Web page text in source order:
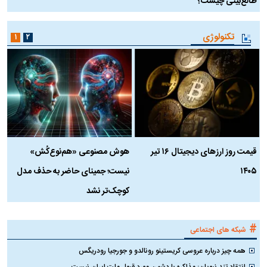
تکنولوژی
قیمت روز ارز‌های دیجیتال ۱۶ تیر
۱۴۰۵
هوش مصنوعی «هم‌نوع‌کُش»
نیست؛ جمینای حاضر به حذف مدل
کوچک‌تر نشد
۱ ۲
# شبکه های اجتماعی
همه چیز درباره عروسی کریستینو رونالدو و جورجیا رودریگس